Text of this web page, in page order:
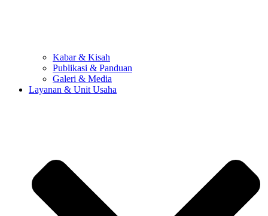
Kabar & Kisah
Publikasi & Panduan
Galeri & Media
Layanan & Unit Usaha